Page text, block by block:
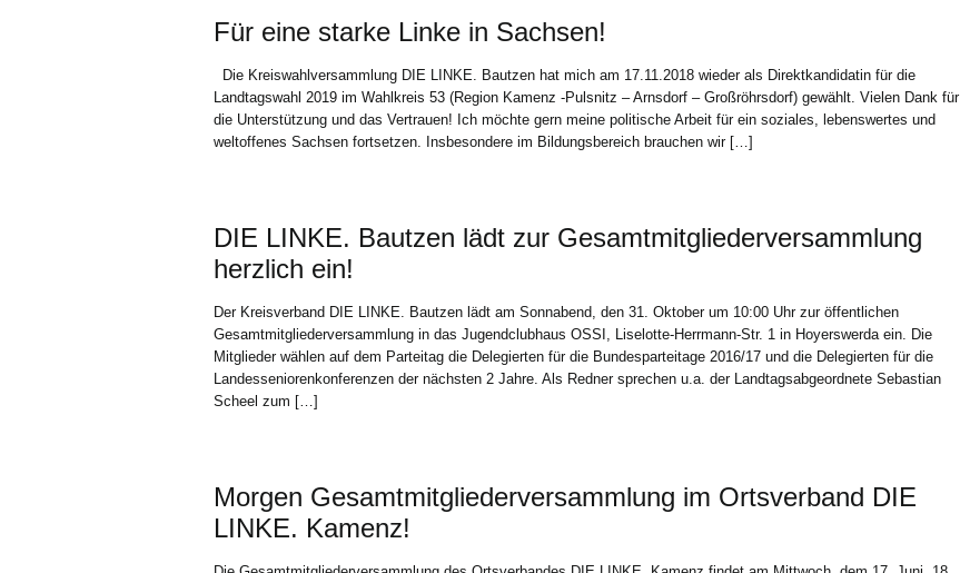
Für eine starke Linke in Sachsen!
Die Kreiswahlversammlung DIE LINKE. Bautzen hat mich am 17.11.2018 wieder als Direktkandidatin für die
Landtagswahl 2019 im Wahlkreis 53 (Region Kamenz -Pulsnitz – Arnsdorf – Großröhrsdorf) gewählt. Vielen Dank für
die Unterstützung und das Vertrauen! Ich möchte gern meine politische Arbeit für ein soziales, lebenswertes und
weltoffenes Sachsen fortsetzen. Insbesondere im Bildungsbereich brauchen wir […]
DIE LINKE. Bautzen lädt zur Gesamtmitgliederversammlung
herzlich ein!
Der Kreisverband DIE LINKE. Bautzen lädt am Sonnabend, den 31. Oktober um 10:00 Uhr zur öffentlichen
Gesamtmitgliederversammlung in das Jugendclubhaus OSSI, Liselotte-Herrmann-Str. 1 in Hoyerswerda ein. Die
Mitglieder wählen auf dem Parteitag die Delegierten für die Bundesparteitage 2016/17 und die Delegierten für die
Landesseniorenkonferenzen der nächsten 2 Jahre. Als Redner sprechen u.a. der Landtagsabgeordnete Sebastian
Scheel zum […]
Morgen Gesamtmitgliederversammlung im Ortsverband DIE
LINKE. Kamenz!